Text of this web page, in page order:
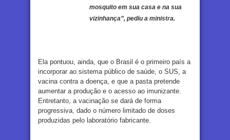
mosquito em sua casa e na sua
vizinhança”, pediu a ministra.
Ela pontuou, ainda, que o Brasil é o primeiro país a
incorporar ao sistema público de saúde, o SUS, a
vacina contra a doença, e que a pasta pretende
aumentar a produção e o acesso ao imunizante.
Entretanto, a vacinação se dará de forma
progressiva, dado o número limitado de doses
produzidas pelo laboratório fabricante.